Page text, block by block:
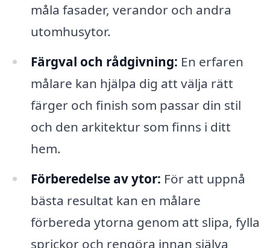
måla fasader, verandor och andra
utomhusytor.
Färgval och rådgivning: En erfaren
målare kan hjälpa dig att välja rätt
färger och finish som passar din stil
och den arkitektur som finns i ditt
hem.
Förberedelse av ytor: För att uppnå
bästa resultat kan en målare
förbereda ytorna genom att slipa, fylla
sprickor och rengöra innan själva